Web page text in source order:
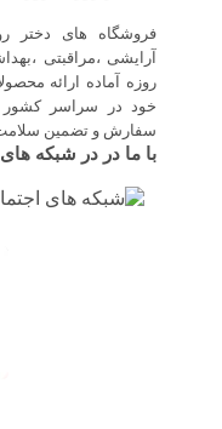
فروشگاه های دختر
آرایشی ،مراقبتی
روزه آماده ارائه
خود در سراسر
سفارش و تضمین
با ما در در شبکه